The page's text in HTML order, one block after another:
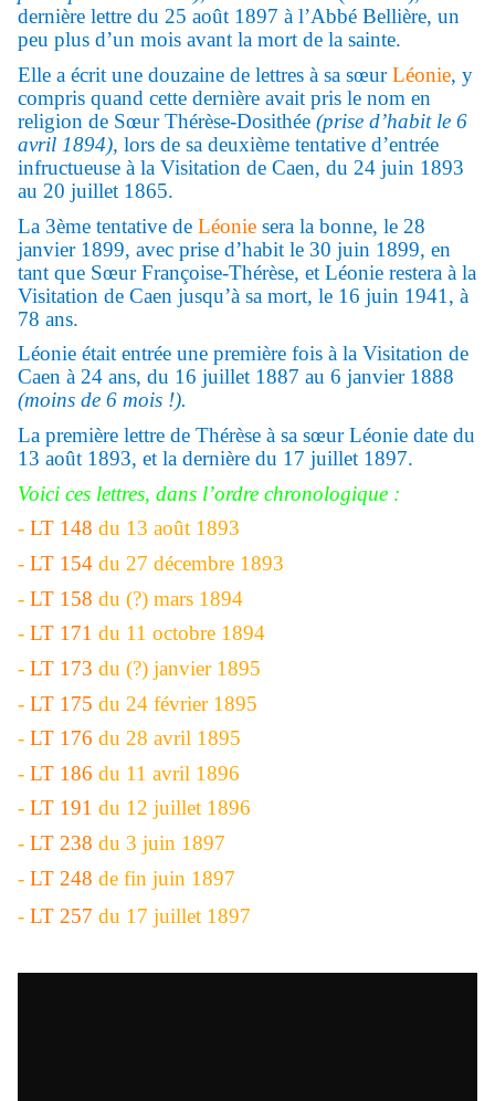
dernière lettre du 25 août 1897 à l’Abbé Bellière, un
peu plus d’un mois avant la mort de la sainte.
Elle a écrit une douzaine de lettres à sa sœurLéonie, y
compris quand cette dernière avait pris le nom en
religion de Sœur Thérèse-Dosithée (prise d’habit le 6
avril 1894), lors de sa deuxième tentative d’entrée
infructueuse à la Visitation de Caen, du 24 juin 1893
au 20 juillet 1865.
La 3ème tentative de Léonie sera la bonne, le 28
janvier 1899, avec prise d’habit le 30 juin 1899, en
tant que Sœur Françoise-Thérèse, et Léonie restera à la
Visitation de Caen jusqu’à sa mort, le 16 juin 1941, à
78 ans.
Léonie était entrée une première fois à la Visitation de
Caen à 24 ans, du 16 juillet 1887 au 6 janvier 1888
(moins de 6 mois !).
La première lettre de Thérèse à sa sœur Léonie date du
13 août 1893, et la dernière du 17 juillet 1897.
Voici ces lettres, dans l’ordre chronologique :
- LT 148 du 13 août 1893
- LT 154 du 27 décembre 1893
- LT 158 du (?) mars 1894
- LT 171 du 11 octobre 1894
- LT 173 du (?) janvier 1895
- LT 175 du 24 février 1895
- LT 176 du 28 avril 1895
- LT 186 du 11 avril 1896
- LT 191 du 12 juillet 1896
- LT 238 du 3 juin 1897
- LT 248 de fin juin 1897
- LT 257 du 17 juillet 1897